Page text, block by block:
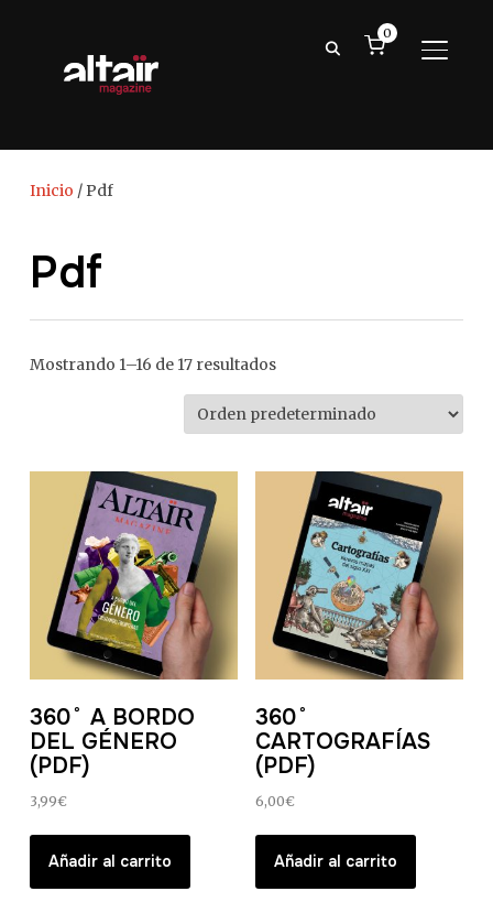
0
Inicio / Pdf
Pdf
Mostrando 1–16 de 17 resultados
360˚ A BORDO
DEL GÉNERO
(PDF)
3,99€
Añadir al carrito
360˚
CARTOGRAFÍAS
(PDF)
6,00€
Añadir al carrito